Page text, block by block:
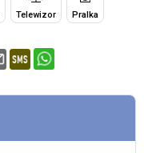
Telewizor Pralka